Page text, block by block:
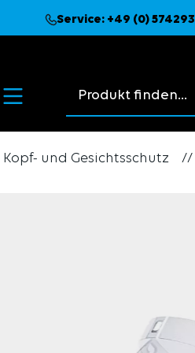
springenService: +49 (0)
Suchvorschläge
Kopf- und Gesichtsschutz //